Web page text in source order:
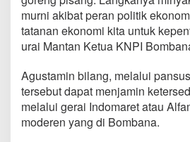
murni akibat peran politik
tatanan ekonomi kita untuk
urai Mantan Ketua KNPI
Agustamin bilang, melalui
tersebut dapat menjamin
melalui gerai Indomaret atau
moderen yang di Bombana.